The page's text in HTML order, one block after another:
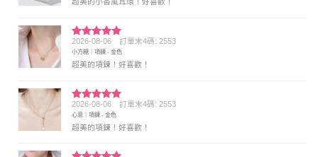
評分5 滿
分 5
2026-08-06 訂單末4碼: 2553
小方糖｜項鍊 - 金色
超美的項鍊！好喜歡！
評分5滿
分 5
2026-08-06 訂單末4碼: 2553
心意｜項鍊 - 金色
超美的項鍊！好喜歡！